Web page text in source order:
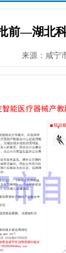
前—湖北
来源：咸宁